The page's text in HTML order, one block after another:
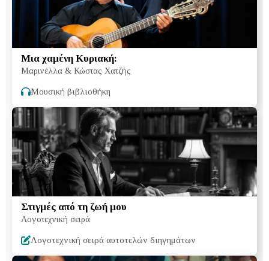
Μια χαμένη Κυριακή:
Μαρινέλλα & Κώστας Χατζής
Μουσική βιβλιοθήκη
Στιγμές από τη ζωή μου
Λογοτεχνική σειρά
Λογοτεχνική σειρά αυτοτελών διηγημάτων